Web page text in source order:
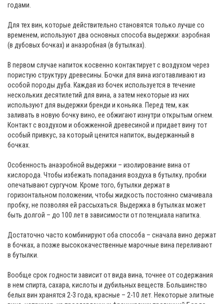
годами.
Для тех вин, которые действительно становятся только лучше со
временем, используют два основных способа выдержки: аэробная
(в дубовых бочках) и анаэробная (в бутылках).
В первом случае напиток косвенно контактирует с воздухом через
пористую структуру древесины. Бочки для вина изготавливают из
особой породы дуба. Каждая из бочек используется в течение
нескольких десятилетий для вина, а затем некоторые из них
используют для выдержки бренди и коньяка. Перед тем, как
заливать в новую бочку вино, ее обжигают изнутри открытым огнем.
Контакт с воздухом и обожженной древесиной и придает вину тот
особый привкус, за который ценится напиток, выдержанный в
бочках.
Особенность анаэробной выдержки – изолирование вина от
кислорода. Чтобы избежать попадания воздуха в бутылку, пробки
опечатывают сургучом. Кроме того, бутылки держат в
горизонтальном положении, чтобы жидкость постоянно смачивала
пробку, не позволяя ей рассыхаться. Выдержка в бутылках может
быть долгой – до 100 лет в зависимости от потенциала напитка.
Достаточно часто комбинируют оба способа – сначала вино держат
в бочках, а позже высококачественные марочные вина переливают
в бутылки.
Вообще срок годности зависит от вида вина, точнее от содержания
в нем спирта, сахара, кислоты и дубильных веществ. Большинство
белых вин хранятся 2-3 года, красные – 2-10 лет. Некоторые элитные